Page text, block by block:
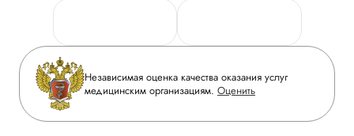
Руководство
Сотрудничество
Инвесторам
Журнал «Мать и дитя»
Вакансии
Персональные данные
Горячая линия качества
Вопрос-ответ
Приложение пациента
Статьи
Независимая оценка качества оказания услуг
медицинским организациям. Оценить